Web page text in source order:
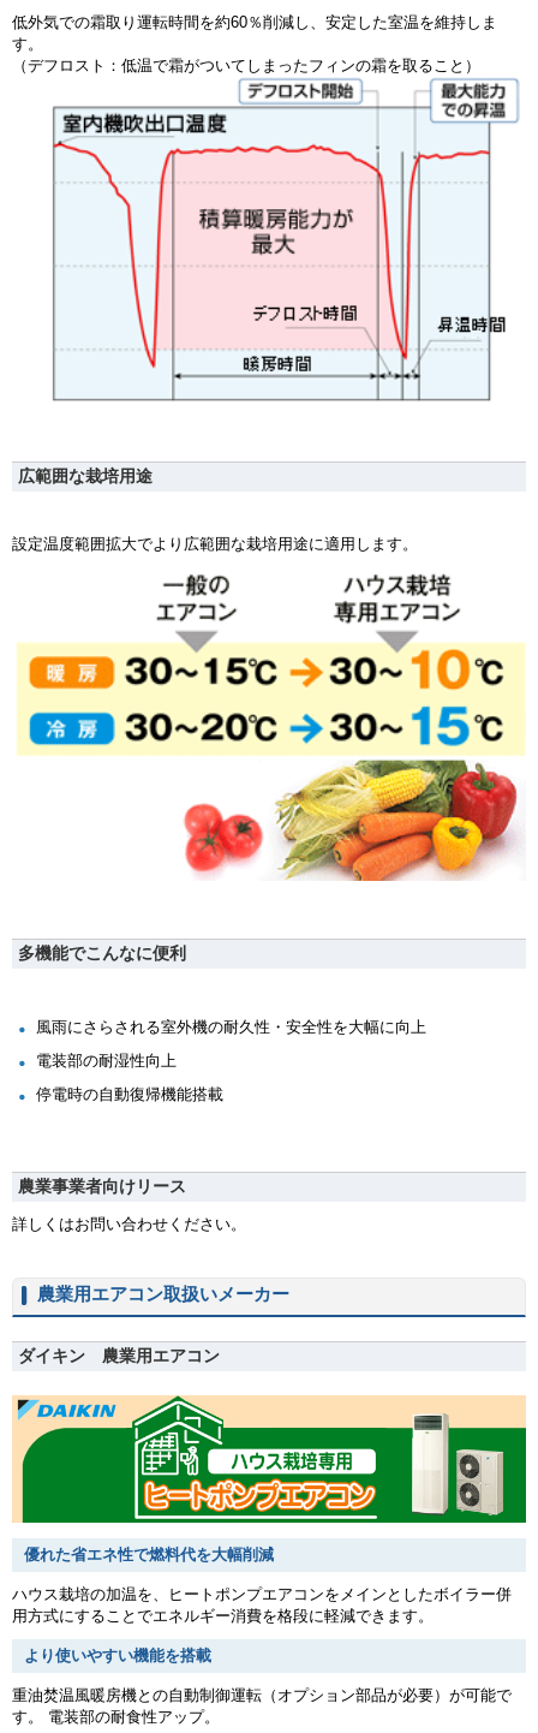
低外気での霜取り運転時間を約60％削減し、安定した室温を維持しま
す。
（デフロスト：低温で霜がついてしまったフィンの霜を取ること）
広範囲な栽培用途
設定温度範囲拡大でより広範囲な栽培用途に適用します。
多機能でこんなに便利
風雨にさらされる室外機の耐久性・安全性を大幅に向上
電装部の耐湿性向上
停電時の自動復帰機能搭載
農業事業者向けリース
詳しくはお問い合わせください。
農業用エアコン取扱いメーカー
ダイキン 農業用エアコン
優れた省エネ性で燃料代を大幅削減
ハウス栽培の加温を、ヒートポンプエアコンをメインとしたボイラー併
用方式にすることでエネルギー消費を格段に軽減できます。
より使いやすい機能を搭載
重油焚温風暖房機との自動制御運転（オプション部品が必要）が可能で
す。 電装部の耐食性アップ。